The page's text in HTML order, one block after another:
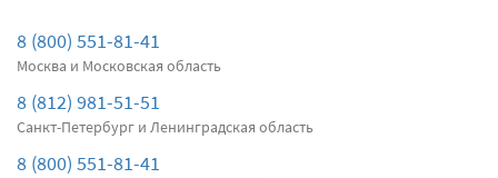
Передние дворники
Подробнее
8 (800) 551-81-41
Москва и Московская область
8 (812) 981-51-51
Санкт-Петербург и Ленинградская область
8 (800) 551-81-41